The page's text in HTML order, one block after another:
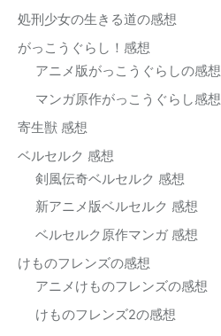
処刑少女の生きる道の感想
がっこうぐらし！感想
アニメ版がっこうぐらしの感想
マンガ原作がっこうぐらし感想
寄生獣 感想
ベルセルク 感想
剣風伝奇ベルセルク 感想
新アニメ版ベルセルク 感想
ベルセルク原作マンガ 感想
けものフレンズの感想
アニメけものフレンズの感想
けものフレンズ2の感想